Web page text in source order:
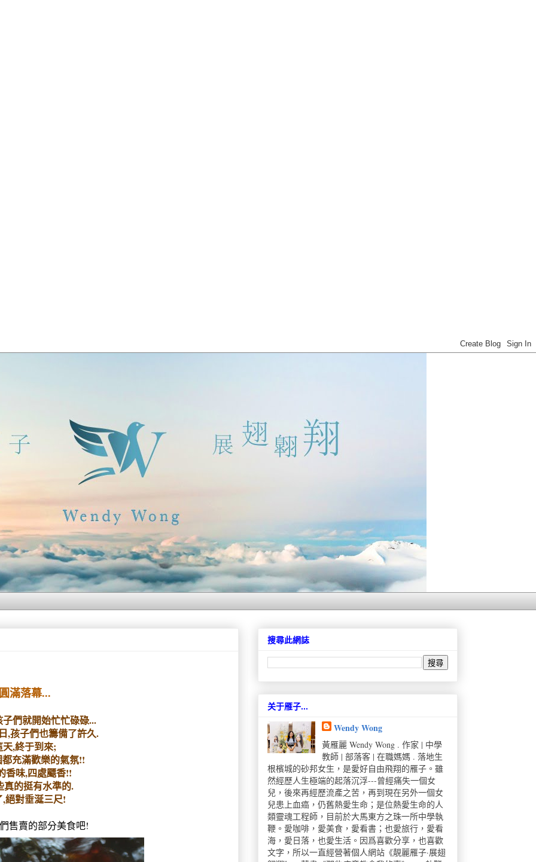
滿落幕...
們就開始忙忙碌碌...
,孩子們也籌備了許久.
天,終于到來;
充滿歡樂的氣氛!!
香味,四處飃香!!
真的挺有水準的.
,絕對垂涎三尺!
售賣的部分美食吧!
搜尋此網誌
关于雁子...
Wendy Wong
黃雁麗 Wendy Wong . 作家 | 中學
教師 | 部落客 | 在職媽媽 . 落地生
根檳城的砂邦女生，是愛好自由飛翔的雁子。雖
然經歷人生極端的起落沉浮---曾經痛失一個女
兒，後來再經歷流產之苦，再到現在另外一個女
兒患上血癌，仍舊熱愛生命；是位熱愛生命的人
類靈魂工程師，目前於大馬東方之珠一所中學執
鞭。愛咖啡，愛美食，愛看書；也愛旅行，愛看
海，愛日落，也愛生活。因爲喜歡分享，也喜歡
文字，所以一直經營著個人網站《靚麗雁子·展翅